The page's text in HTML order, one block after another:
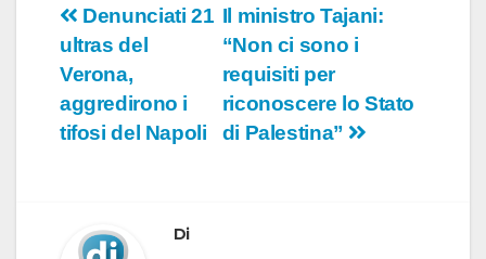
Navigazione
articoli
Il ministro Tajani:
“Non ci sono i
requisiti per
riconoscere lo Stato
di Palestina”
Denunciati 21
ultras del
Verona,
aggredirono i
tifosi del Napoli
Di